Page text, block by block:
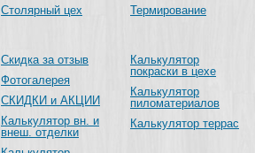
Столярный цех
Термирование
Скидка за отзыв
Фотогалерея
СКИДКИ и АКЦИИ
Калькулятор вн. и
внеш. отделки
Калькулятор
покраски в цехе
Калькулятор
пиломатериалов
Калькулятор террас